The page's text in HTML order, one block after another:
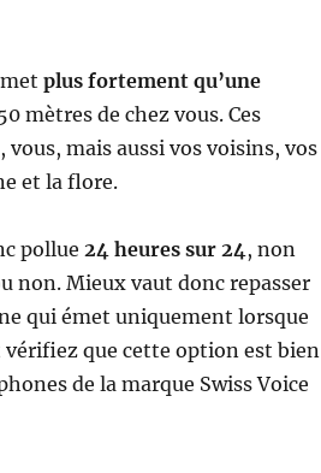
plus fortement qu’une
mètres de chez vous. Ces
mais aussi vos voisins, vos
et la flore.
pollue 24 heures sur 24, non
non. Mieux vaut donc repasser
qui émet uniquement lorsque
que cette option est bien
de la marque Swiss Voice